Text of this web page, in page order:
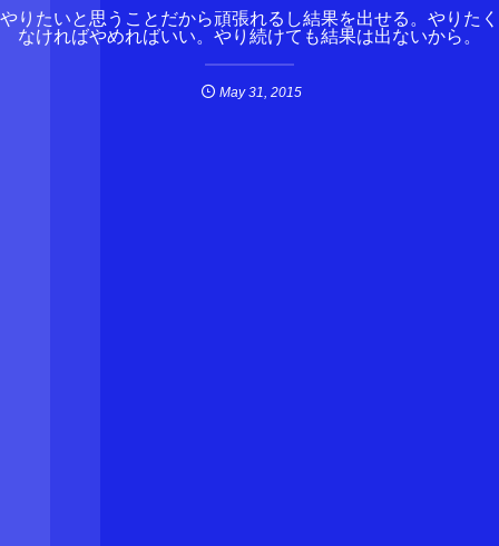
やりたいと思うことだから頑張れるし結果を出せる。やりたく
なければやめればいい。やり続けても結果は出ないから。
May 31 2015